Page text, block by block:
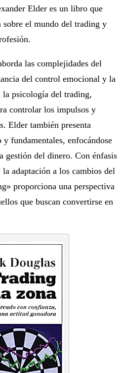
Elder es un libro que
el mundo del trading y
las complejidades del
del control emocional y la
psicología del trading,
controlar los impulsos y
Elder también presenta
fundamentales, enfocándose
gestión del dinero. Con énfasis
adaptación a los cambios del
proporciona una perspectiva
que buscan convertirse en